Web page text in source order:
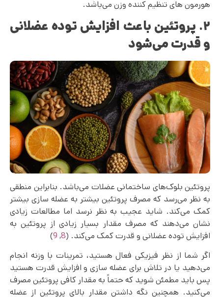
هورمون های تنظیم کننده وزن می‌باشد.
۲. پروتئین باعث افزایش توده عضلانی
و قدرت می‌شود
پروتئین بلوک‌های ساختمانی عضلات می‌باشد. بنابراین منطقی
به نظر می‌‌رسد که مصرف پروتئین بیشتر به عضله سازی بیشتر
کمک می‌کند. شاید عجیب به نظر نرسد اما مطالعات زیادی
نشان می‌‌دهند که مصرف مقدار بسیار زیادی از پروتئین به
افزایش توده عضلانی و قدرت کمک می‌کند. (8
,
9
)
اگر شما از نظر فیزیکی فعال هستید، تمرینات با وزنه انجام
می‌‌دهید یا در تلاش برای عضله سازی و افزایش قدرت هستید
پس باید مطمئن شوید که حتماً به مقدار کافی پروتئین مصرف
می‌‌کنید. همچنین نگه داشتن مقدار بالای پروتئین از عضله